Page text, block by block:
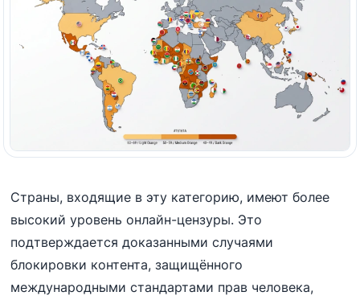
Страны, входящие в эту категорию, имеют более
высокий уровень онлайн-цензуры. Это
подтверждается доказанными случаями
блокировки контента, защищённого
международными стандартами прав человека,